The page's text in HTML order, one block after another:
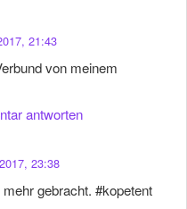
21:43
von meinem
antworten
23:38
gebracht. #kopetent